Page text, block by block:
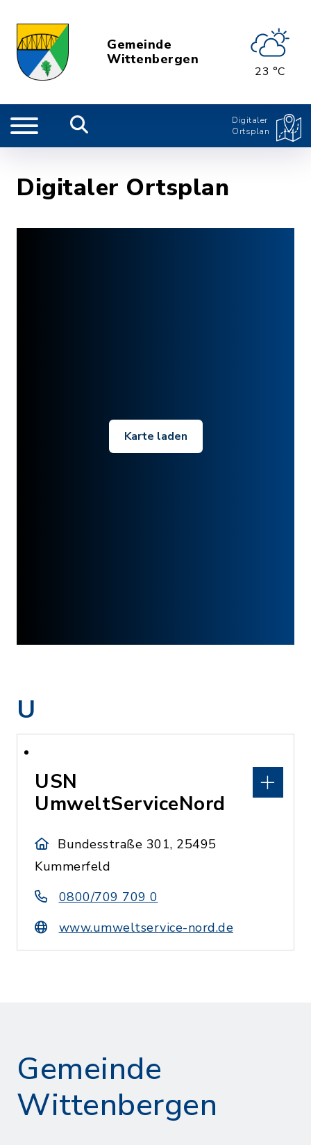
Gemeinde
Wittenbergen
23 °C
Digitaler
Ortsplan
Digitaler Ortsplan
Karte laden
U
USN
UmweltServiceNord
Bundesstraße 301, 25495
Kummerfeld
0800/709 709 0
www.umweltservice-nord.de
Gemeinde
Wittenbergen